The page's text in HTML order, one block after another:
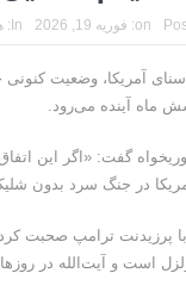
on: فوریه 19, 2026 In:
آمریکا، وضعیت
ماه آینده می‌رود.
گفت: «اگر این
در جنگ سرد بدون
پرزیدنت ترامپ صحبت
است و آیت‌الله در